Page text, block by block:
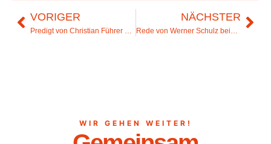
VORIGER
Predigt von Christian Führer zum Hohen Friedensfest
NÄCHSTER
Rede von Werner Schulz beim Festakt im Gewandhaus
WIR GEHEN WEITER!